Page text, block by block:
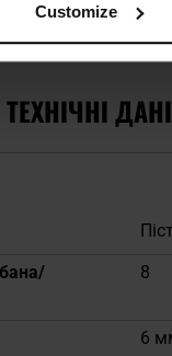
Customize
про виробника та
ТЕХНІЧНІ ДАНІ
8
6